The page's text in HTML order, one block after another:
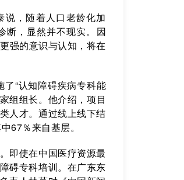
，随着人口老龄化加
断，显然并不现实。因
强的意识与认知，将在
“认知障碍疾病专科能
组组长。他介绍，项目
人才。通过线上线下结
67％来自基层。
即使在中国医疗资源最
碍专科培训。在广东东